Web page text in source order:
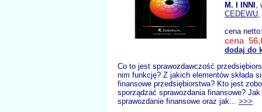
M. I INNI ,
CEDEWU,
cena
cena
dodaj do
Co to jest sprawozdawczość
nim funkcję? Z jakich elementów składa
finansowe przedsiębiorstwa? Kto jest
sporządzać sprawozdania finansowe?
sprawozdanie finansowe oraz jak... >>>